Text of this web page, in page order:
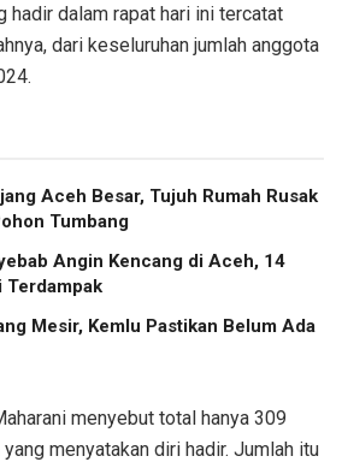
hadir dalam rapat hari ini tercatat
dari keseluruhan jumlah anggota
Aceh Besar, Tujuh Rumah Rusak
Tumbang
Angin Kencang di Aceh, 14
Terdampak
Mesir, Kemlu Pastikan Belum Ada
menyebut total hanya 309
menyatakan diri hadir. Jumlah itu